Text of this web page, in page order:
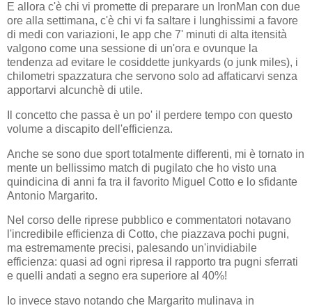
E allora c'è chi vi promette di preparare un IronMan con due
ore alla settimana, c'è chi vi fa saltare i lunghissimi a favore
di medi con variazioni, le app che 7' minuti di alta itensità
valgono come una sessione di un'ora e ovunque la
tendenza ad evitare le cosiddette junkyards (o junk miles), i
chilometri spazzatura che servono solo ad affaticarvi senza
apportarvi alcunchè di utile.
Il concetto che passa è un po' il perdere tempo con questo
volume a discapito dell'efficienza.
Anche se sono due sport totalmente differenti, mi è tornato in
mente un bellissimo match di pugilato che ho visto una
quindicina di anni fa tra il favorito Miguel Cotto e lo sfidante
Antonio Margarito.
Nel corso delle riprese pubblico e commentatori notavano
l'incredibile efficienza di Cotto, che piazzava pochi pugni,
ma estremamente precisi, palesando un'invidiabile
efficienza: quasi ad ogni ripresa il rapporto tra pugni sferrati
e quelli andati a segno era superiore al 40%!
Io invece stavo notando che Margarito mulinava in